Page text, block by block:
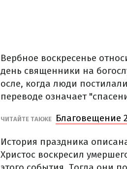
Вербное воскресенье
день священники на
осле, когда люди
переводе означает
ЧИТАЙТЕ ТАКЖЕ Благовещение
История праздника
Христос воскресил